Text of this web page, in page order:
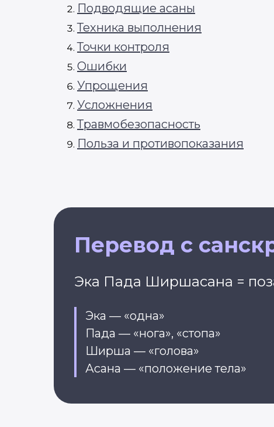
Подводящие асаны
Техника выполнения
Точки контроля
Ошибки
Упрощения
Усложнения
Травмобезопасность
Польза и противопоказания
Перевод с
Эка Пада Ширшасана =
Эка — «одна»
Пада — «нога», «стопа»
Ширша — «голова»
Асана — «положение тела»